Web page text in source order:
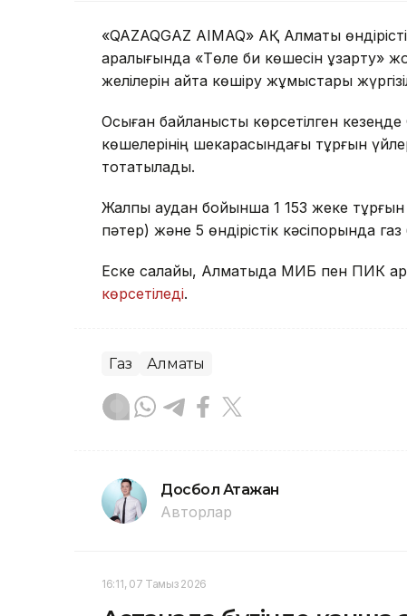
«QAZAQGAZ AIMAQ» АҚ Алматы
аралығында «Төле би көшесін ұзарту»
желілерін қайта көшіру жұмыстары
Осыған байланысты көрсетілген
көшелерінің шекарасындағы тұрғын
тоқтатылады.
Жалпы аудан бойынша 1 153 жеке тұрғын
пәтер) және 5 өндірістік кәсіпорында
Еске салайық, Алматыда МИБ пен ПИК
көрсетіледі.
Газ Алматы
Досбол Атажан
Авторлар
16:11, 07 Тамыз 2026